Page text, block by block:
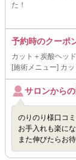
た！
予約時のクーポ
カット＋炭酸ヘッ
[施術メニュー] カ
サロンから
のりのり様口コ
お手入れも楽に
また伸びたらお